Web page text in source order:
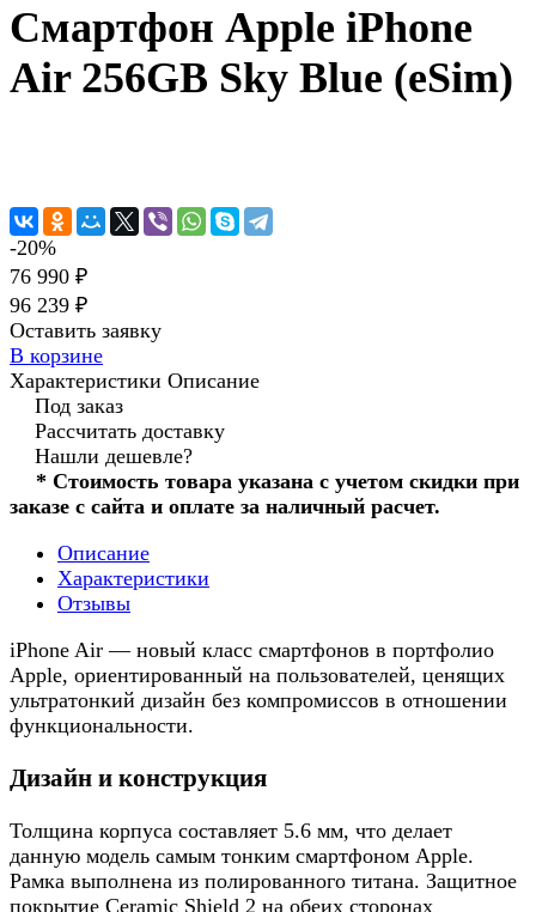
Смартфон Apple iPhone
Air 256GB Sky Blue (eSim)
-20%
76 990 ₽
96 239 ₽
Оставить заявку
В корзине
Характеристики Описание
Под заказ
Рассчитать доставку
Нашли дешевле?
* Стоимость товара указана с учетом скидки при
заказе с сайта и оплате за наличный расчет.
Описание
Характеристики
Отзывы
iPhone Air — новый класс смартфонов в портфолио
Apple, ориентированный на пользователей, ценящих
ультратонкий дизайн без компромиссов в отношении
функциональности.
Дизайн и конструкция
Толщина корпуса составляет 5.6 мм, что делает
данную модель самым тонким смартфоном Apple.
Рамка выполнена из полированного титана. Защитное
покрытие Ceramic Shield 2 на обеих сторонах